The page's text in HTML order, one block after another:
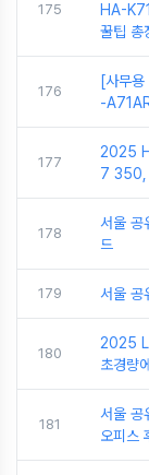
175
HA-
꿀팁 총
176
[사무
-
177
2025
7 350,
178
서울 공
드
179 서울 공
180
2025
초경량
181
서울 공
오피스